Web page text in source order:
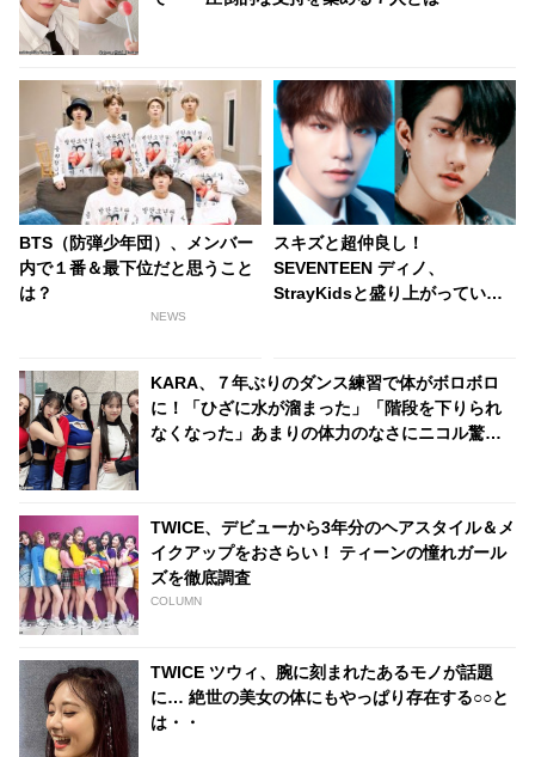
BTS（防弾少年団）、メンバー
内で１番＆最下位だと思うこと
は？
NEWS
スキズと超仲良し！
SEVENTEEN ディノ、
StrayKidsと盛り上がっていた
すぎる一部始終に爆笑
KARA、７年ぶりのダンス練習で体がボロボロ
に！「ひざに水が溜まった」「階段を下りられ
なくなった」あまりの体力のなさにニコル驚
TWICE、デビューから3年分のヘアスタイル＆メ
イクアップをおさらい！ ティーンの憧れガール
ズを徹底調査
COLUMN
TWICE ツウィ、腕に刻まれたあるモノが話題
に… 絶世の美女の体にもやっぱり存在する○○と
は・・